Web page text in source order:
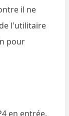
il ne
l'utilitaire
pour
en entrée.